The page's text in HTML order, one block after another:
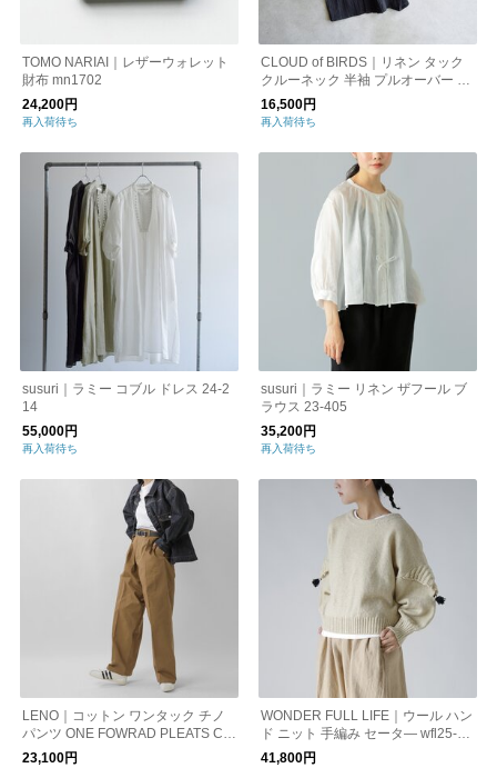
TOMO NARIAI｜レザーウォレット
財布 mn1702
24,200円
再入荷待ち
CLOUD of BIRDS｜リネン タック
クルーネック 半袖 プルオーバー cc-
1189
16,500円
再入荷待ち
susuri｜ラミー コブル ドレス 24-2
14
55,000円
再入荷待ち
susuri｜ラミー リネン ザフール ブ
ラウス 23-405
35,200円
再入荷待ち
LENO｜コットン ワンタック チノ
パンツ ONE FOWRAD PLEATS CHI
NO TROUSERS leno-pt008
23,100円
WONDER FULL LIFE｜ウール ハン
ド ニット 手編み セータ― wfl25-s0
5-7
41,800円